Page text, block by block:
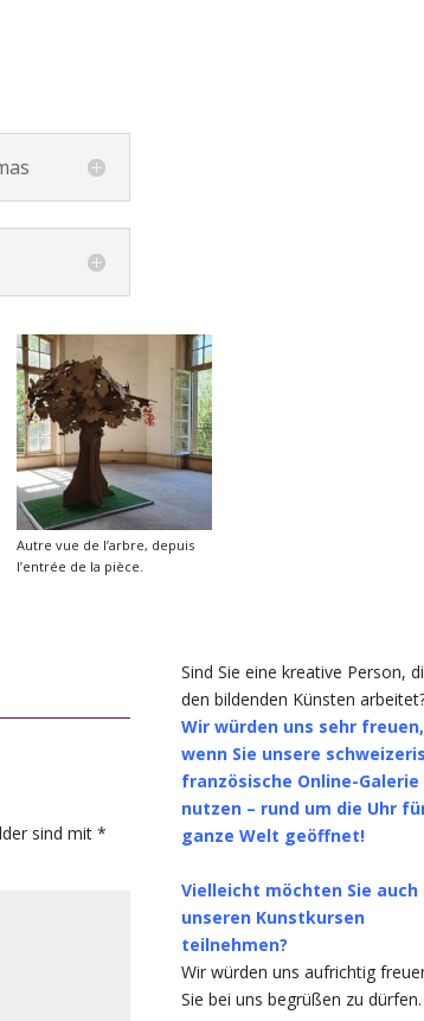
Autre vue de l’arbre, depuis
l’entrée de la pièce.
sind mit*
Sind Sie eine kreative Person,
den bildenden Künsten
Wir würden uns sehr freuen,
wenn Sie unsere
französische Online-Galerie
nutzen – rund um die Uhr
ganze Welt geöffnet!
Vielleicht möchten Sie auch
unseren Kunstkursen
teilnehmen?
Wir würden uns aufrichtig
Sie bei uns begrüßen zu dürfen.